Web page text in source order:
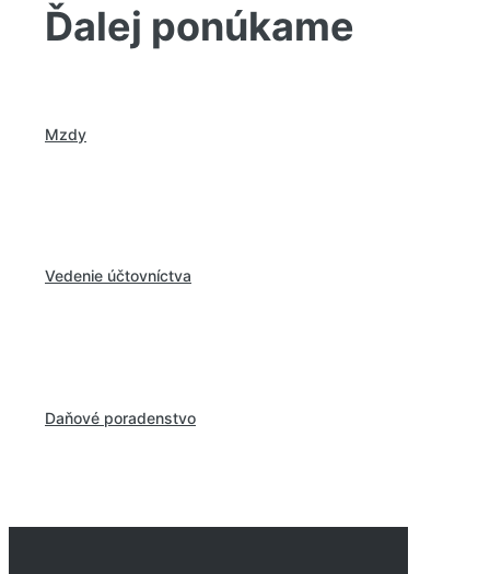
Ďalej ponúkame
Mzdy
Vedenie účtovníctva
Daňové poradenstvo